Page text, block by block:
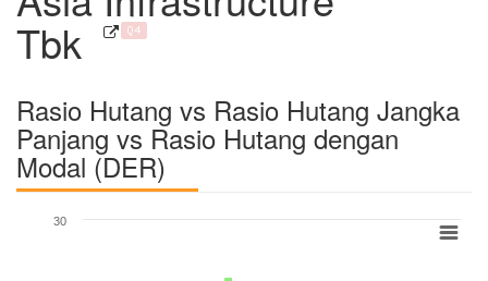
Tbk Q4
Rasio Hutang vs Rasio Hutang Jangka
Panjang vs Rasio Hutang dengan
Modal (DER)
30